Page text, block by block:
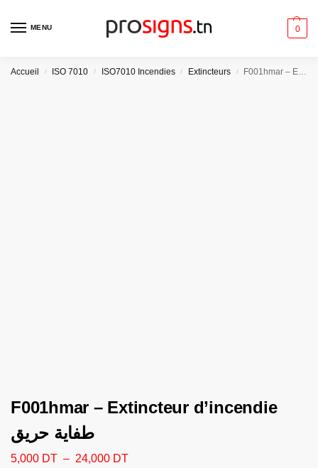
MENU 0
Accueil / ISO 7010 / ISO7010 Incendies / Extincteurs /
F001hmar – Extincteur d’incendie
طفاية حريق
5,000 DT – 24,000 DT